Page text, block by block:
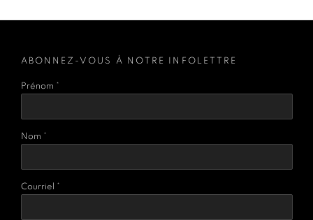
ABONNEZ-VOUS À NOTRE INFOLETTRE
Prénom *
Nom *
Courriel *